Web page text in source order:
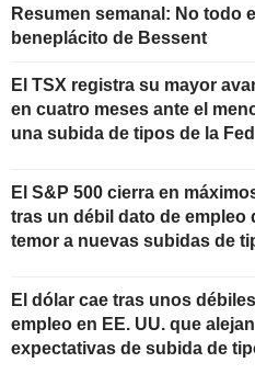
Resumen semanal: No todo
beneplácito de Bessent
El TSX registra su mayor
en cuatro meses ante el
una subida de tipos de la Fed
El S&P 500 cierra en
tras un débil dato de empleo
temor a nuevas subidas de
El dólar cae tras unos
empleo en EE. UU. que
expectativas de subida de